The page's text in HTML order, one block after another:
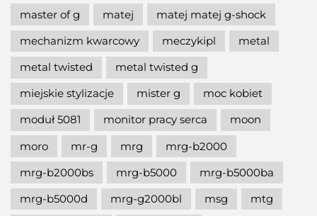
master of g
matej
matej matej g-shock
mechanizm kwarcowy
meczykipl
metal
metal twisted
metal twisted g
miejskie stylizacje
mister g
moc kobiet
moduł 5081
monitor pracy serca
moon
moro
mr-g mrg
mrg-b2000
mrg-b2000bs
mrg-b5000
mrg-b5000ba
mrg-b5000d
mrg-g2000bl msg
mtg